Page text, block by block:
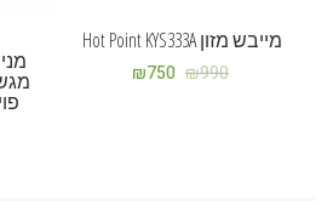
מייבש מזון Hot Point KYS333A
₪990
₪750